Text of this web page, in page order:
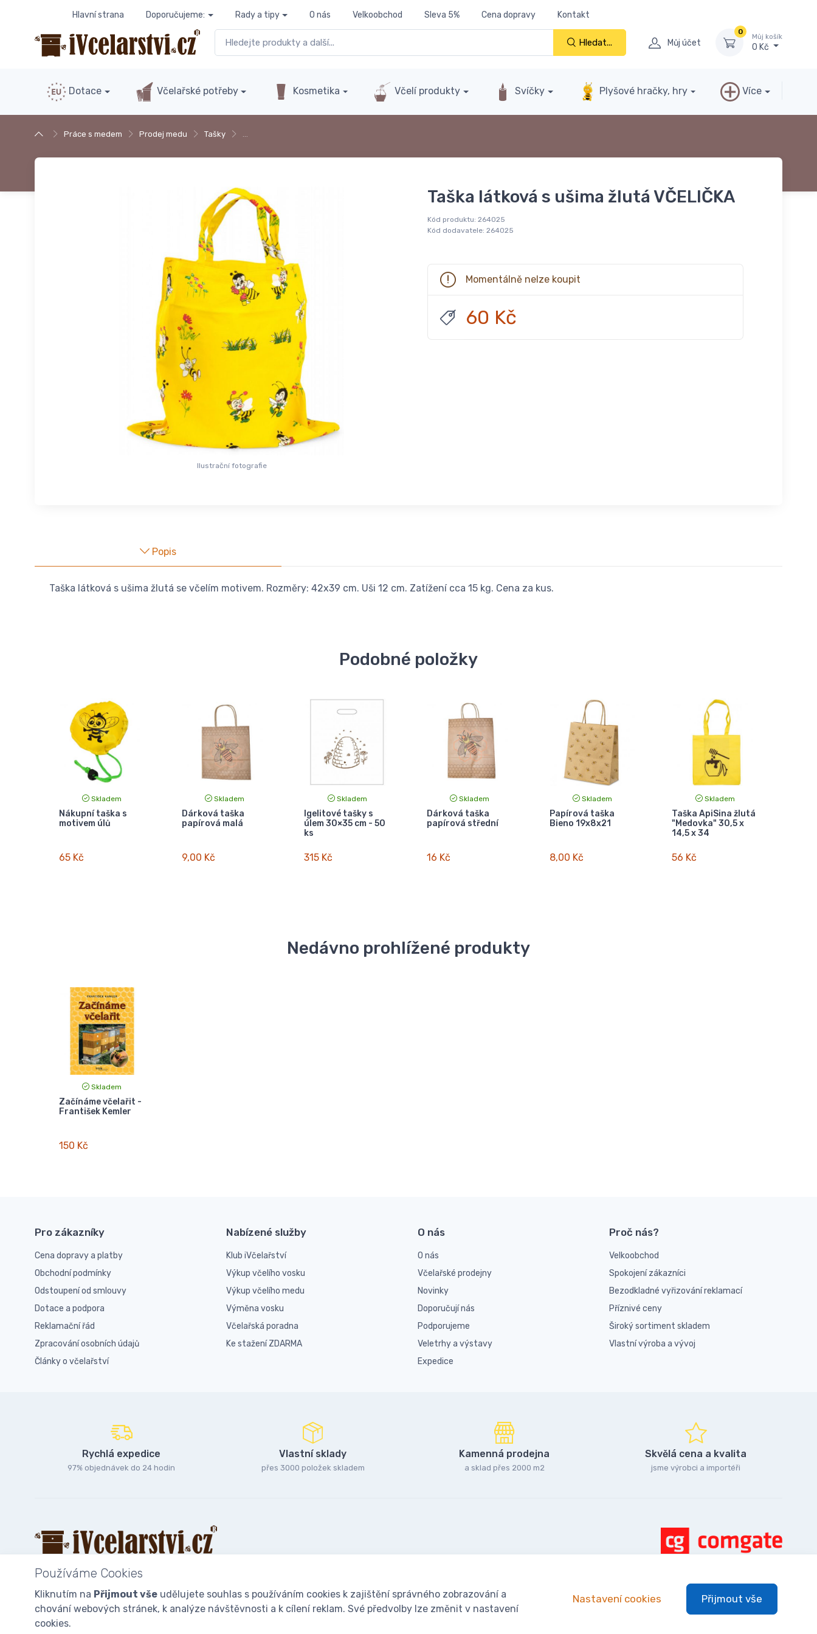
Hlavní strana Doporučujeme: Rady a tipy O nás Velkoobchod Sleva 5% Cena dopravy Kontakt
Hledat... Můj účet
0
Můj košík
0 Kč
Dotace Včelařské potřeby Kosmetika Včelí produkty Svíčky Plyšové hračky, hry Více
Práce s medem Prodej medu Tašky …
Ilustrační fotografie
Taška látková s ušima žlutá VČELIČKA
Kód produktu: 264025
Kód dodavatele: 264025
Momentálně nelze koupit
60 Kč
Popis
Taška látková s ušima žlutá se včelím motivem. Rozměry: 42x39 cm. Uši 12 cm. Zatížení cca 15 kg. Cena za kus.
Podobné položky
Skladem
Nákupní taška s
motivem úlů
65 Kč
Skladem
Dárková taška
papírová malá
9,00 Kč
Skladem
Igelitové tašky s
úlem 30×35 cm - 50
ks
315 Kč
Skladem
Dárková taška
papírová střední
16 Kč
Skladem
Papírová taška
Bieno 19x8x21
8,00 Kč
Skladem
Taška ApiSina žlutá
"Medovka" 30,5 x
14,5 x 34
56 Kč
Nedávno prohlížené produkty
Skladem
Začínáme včelařit -
František Kemler
150 Kč
Pro zákazníky
Cena dopravy a platby
Obchodní podmínky
Odstoupení od smlouvy
Dotace a podpora
Reklamační řád
Zpracování osobních údajů
Články o včelařství
Nabízené služby
Klub iVčelařství
Výkup včelího vosku
Výkup včelího medu
Výměna vosku
Včelařská poradna
Ke stažení ZDARMA
O nás
O nás
Včelařské prodejny
Novinky
Doporučují nás
Podporujeme
Veletrhy a výstavy
Expedice
Proč nás?
Velkoobchod
Spokojení zákazníci
Bezodkladné vyřizování reklamací
Příznivé ceny
Široký sortiment skladem
Vlastní výroba a vývoj
Rychlá expedice
97% objednávek do 24 hodin
Vlastní sklady
přes 3000 položek skladem
Kamenná prodejna
a sklad přes 2000 m2
Skvělá cena a kvalita
jsme výrobci a importéři
© 2025iVcelarstvi.cz®Všechna práva vyhrazena.|Staňte se fanoušky: Včelařské potřeby - www.ivcelarstvi.cz
Používáme Cookies
Kliknutím na Přijmout vše udělujete souhlas s používáním cookies k zajištění správného zobrazování a
chování webových stránek, k analýze návštěvnosti a k cílení reklam. Své předvolby lze změnit v nastavení
cookies.
Nastavení cookies Přijmout vše